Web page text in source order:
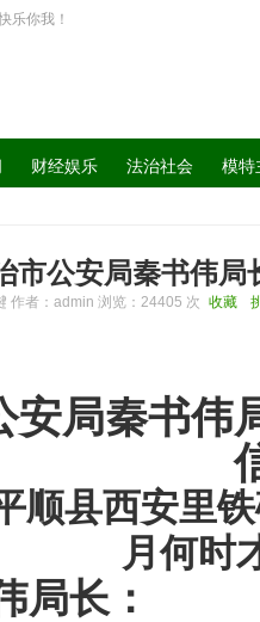
乐你我！
财经娱乐 法治社会 模特
市公安局秦书伟局
作者：admin 浏览： 24405 次 收藏
安局秦书伟
县西安里铁
月何时
局长：